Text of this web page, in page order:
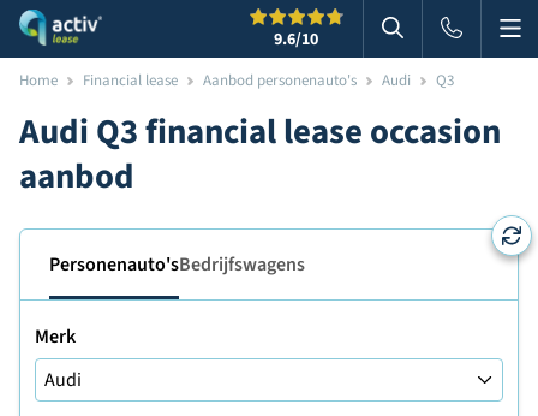
9.6/10 Zoeken in
Home Financial lease Aanbod personenauto's Audi Q3
Audi Q3 financial lease occasion
aanbod
Personenauto'sBedrijfswagens
Merk